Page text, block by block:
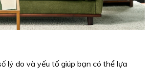
lý do và yếu tố giúp bạn có thể lựa